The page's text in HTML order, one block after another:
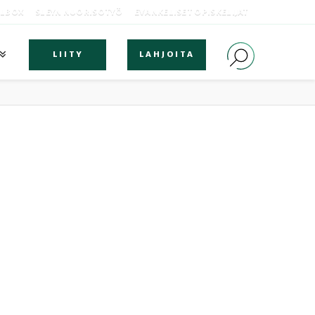
SLEYN NUORISOTYÖ EVANKELISET OPISKELIJAT
LIITY LAHJOITA